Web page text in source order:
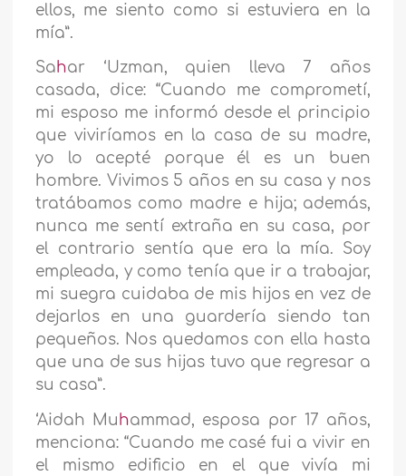
ellos, me siento como si estuviera en la
mía”.
Sahar ‘Uzman, quien lleva 7 años
casada, dice: “Cuando me comprometí,
mi esposo me informó desde el principio
que viviríamos en la casa de su madre,
yo lo acepté porque él es un buen
hombre. Vivimos 5 años en su casa y nos
tratábamos como madre e hija; además,
nunca me sentí extraña en su casa, por
el contrario sentía que era la mía. Soy
empleada, y como tenía que ir a trabajar,
mi suegra cuidaba de mis hijos en vez de
dejarlos en una guardería siendo tan
pequeños. Nos quedamos con ella hasta
que una de sus hijas tuvo que regresar a
su casa”.
‘Aidah Mu hammad, esposa por 17 años,
menciona: “Cuando me casé fui a vivir en
el mismo edificio en el que vivía mi